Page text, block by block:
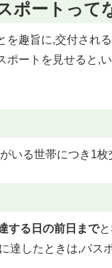
ポートって
趣旨に,交付される
ポートを見せると,
いる世帯につき1枚
する日の前日までと
達したときは,パス